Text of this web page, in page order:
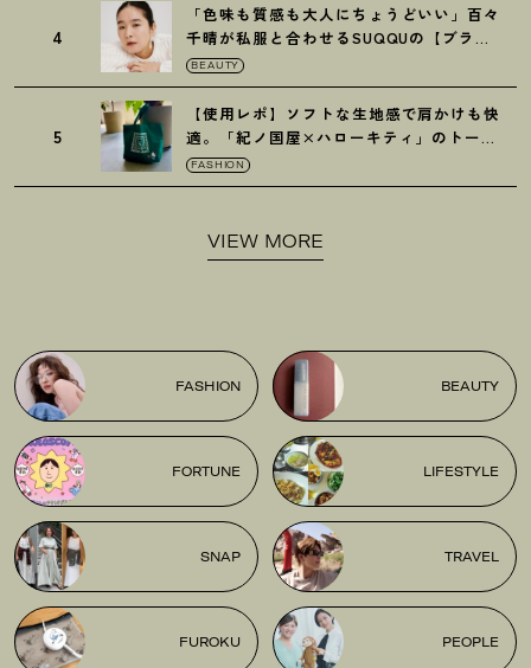
4
「色味も質感も大人にちょうどいい」百々
千晴が私服と合わせるSUQQUの【ブラー
リクイド リップ】6選
BEAUTY
5
【使用レポ】ソフトな生地感で肩かけも快
適。「紀ノ国屋×ハローキティ」のトート
がガシガシ使えて最高です
FASHION
VIEW MORE
FASHION BEAUTY
FORTUNE LIFESTYLE
SNAP TRAVEL
FUROKU PEOPLE